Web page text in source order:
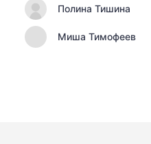
Полина Тишина
Миша Тимофеев